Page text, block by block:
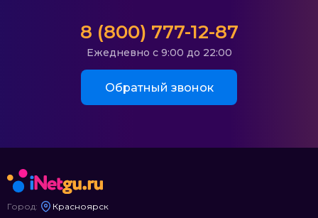
8 (800) 777-12-87
Ежедневно с 9:00 до 22:00
Обратный звонок
Город: Красноярск